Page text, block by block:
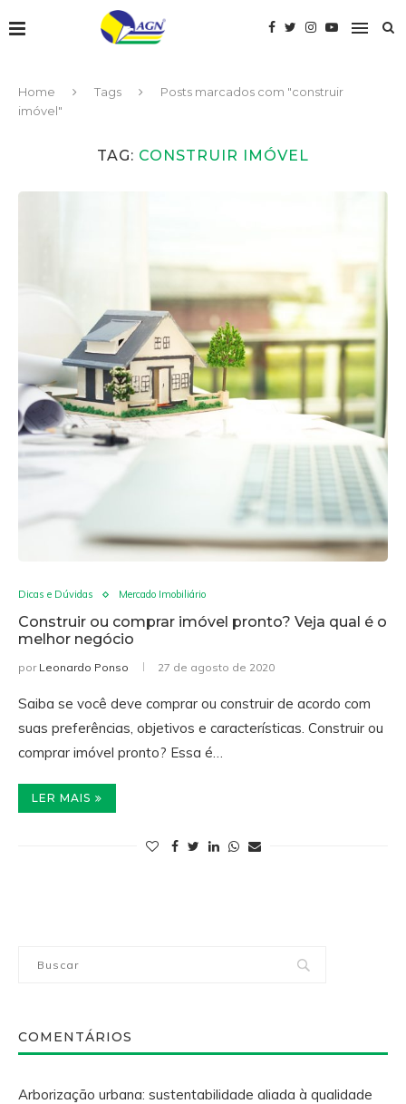
Home Tags
Posts marcados com "construir
imóvel"
TAG: CONSTRUIR IMÓVEL
Dicas e Dúvidas Mercado Imobiliário
Construir ou comprar imóvel pronto? Veja qual é o
melhor negócio
por Leonardo Ponso 27 de agosto de 2020
Saiba se você deve comprar ou construir de acordo com
suas preferências, objetivos e características. Construir ou
comprar imóvel pronto? Essa é…
LER MAIS
COMENTÁRIOS
Arborização urbana: sustentabilidade aliada à qualidade